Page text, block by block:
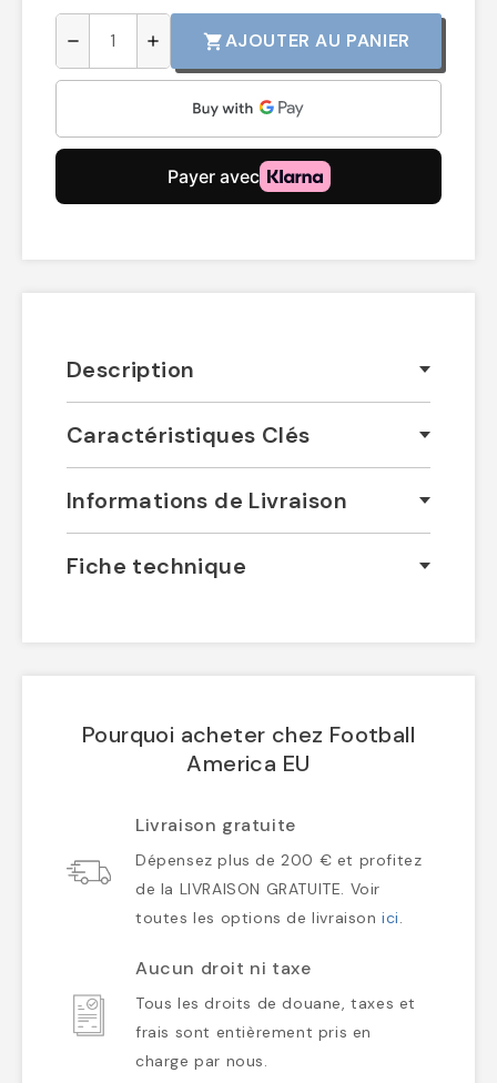
remove add shopping_cartAJOUTER AU PANIER
Description
Caractéristiques Clés
Informations de Livraison
Fiche technique
Pourquoi acheter chez Football
America EU
Livraison gratuite
Dépensez plus de 200 € et profitez
de la LIVRAISON GRATUITE. Voir
toutes les options de livraisonici.
Aucun droit ni taxe
Tous les droits de douane, taxes et
frais sont entièrement pris en
charge par nous.